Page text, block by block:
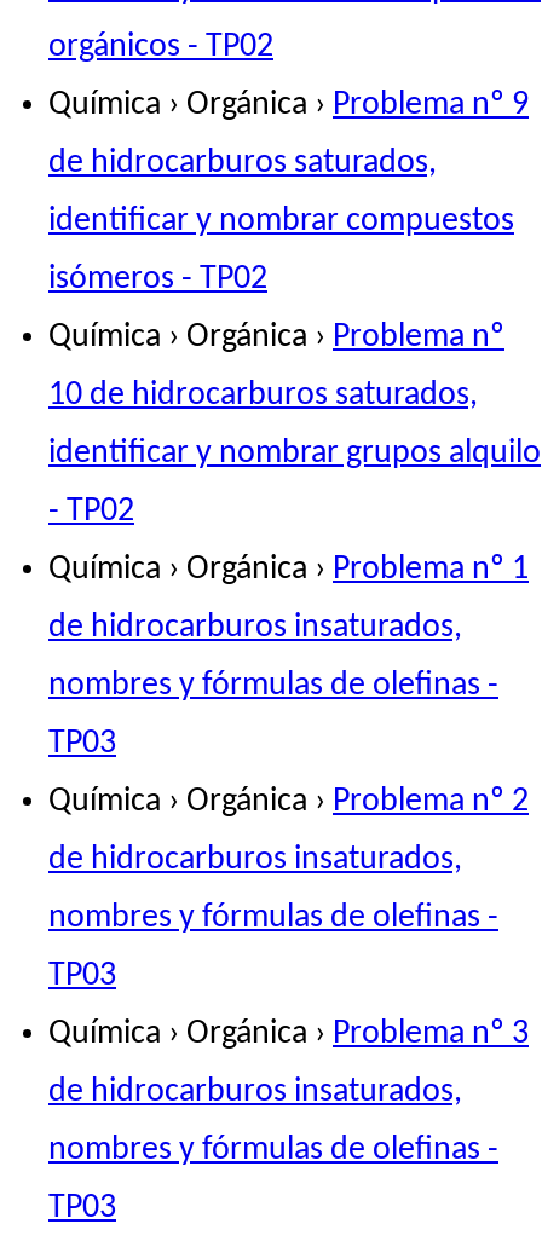
orgánicos - TP02
Química › Orgánica › Problema nº 9
de hidrocarburos saturados,
identificar y nombrar compuestos
isómeros - TP02
Química › Orgánica › Problema nº
10 de hidrocarburos saturados,
identificar y nombrar grupos alquilo
- TP02
Química › Orgánica › Problema nº 1
de hidrocarburos insaturados,
nombres y fórmulas de olefinas -
TP03
Química › Orgánica › Problema nº 2
de hidrocarburos insaturados,
nombres y fórmulas de olefinas -
TP03
Química › Orgánica › Problema nº 3
de hidrocarburos insaturados,
nombres y fórmulas de olefinas -
TP03